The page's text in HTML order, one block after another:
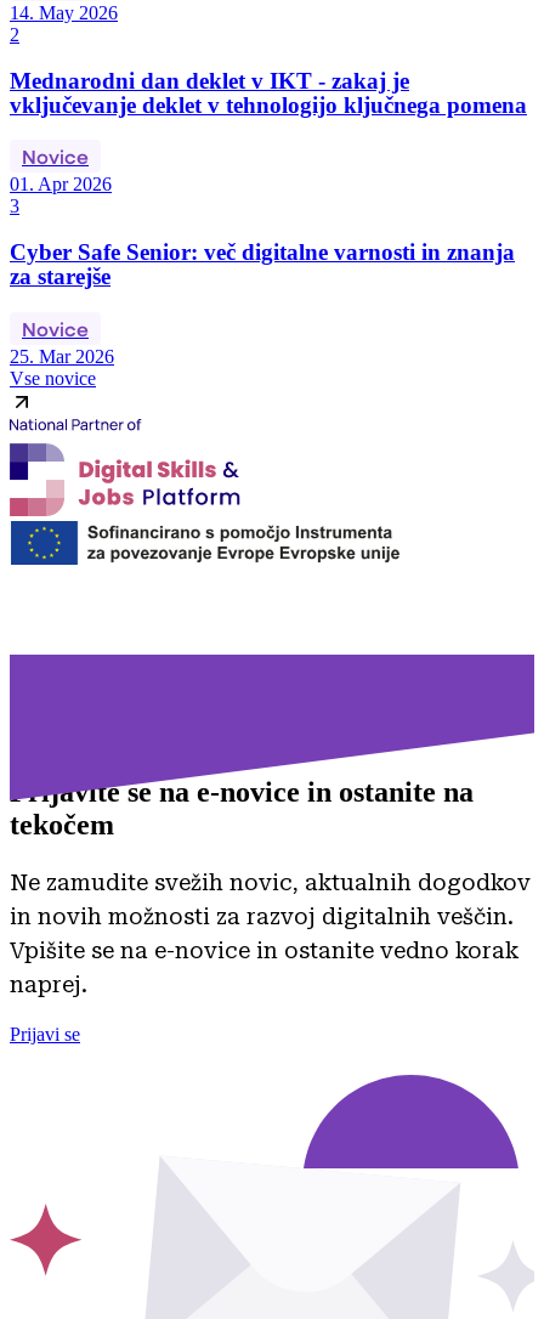
14. May 2026
2
Mednarodni dan deklet v IKT - zakaj je
vključevanje deklet v tehnologijo ključnega pomena
Novice
01. Apr 2026
3
Cyber Safe Senior: več digitalne varnosti in znanja
za starejše
Novice
25. Mar 2026
Vse novice
Prijavite se na e-novice in ostanite na
tekočem
Ne zamudite svežih novic, aktualnih dogodkov
in novih možnosti za razvoj digitalnih veščin.
Vpišite se na e-novice in ostanite vedno korak
naprej.
Prijavi se